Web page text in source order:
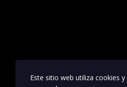
Este sitio web utiliza cookies